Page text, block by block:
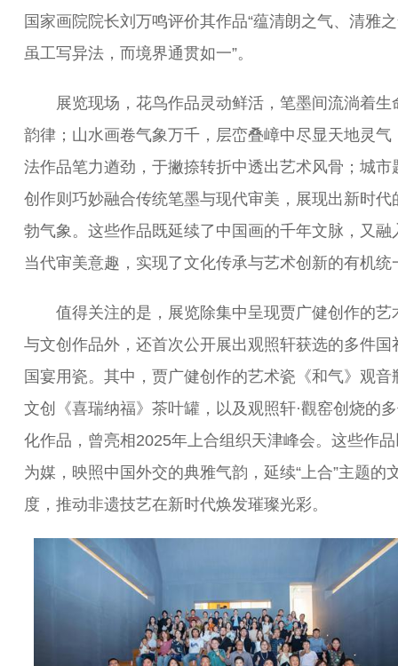
国家画院院长刘万鸣评价其作品“蕴清朗之气、清雅
虽工写异法，而境界通贯如一”。
展览现场，花鸟作品灵动鲜活，笔墨间流淌着生
韵律；山水画卷气象万千，层峦叠嶂中尽显天地灵气
法作品笔力遒劲，于撇捺转折中透出艺术风骨；城市
创作则巧妙融合传统笔墨与现代审美，展现出新时代
勃气象。这些作品既延续了中国画的千年文脉，又融
当代审美意趣，实现了文化传承与艺术创新的有机统
值得关注的是，展览除集中呈现贾广健创作的艺
与文创作品外，还首次公开展出观照轩获选的多件国
国宴用瓷。其中，贾广健创作的艺术瓷《和气》观音
文创《喜瑞纳福》茶叶罐，以及观照轩·觀窑创烧的
化作品，曾亮相2025年上合组织天津峰会。这些作
为媒，映照中国外交的典雅气韵，延续“上合”主题的
度，推动非遗技艺在新时代焕发璀璨光彩。